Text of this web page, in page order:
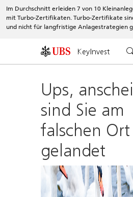
Im Durchschnitt erleiden 7 von 10
mit Turbo-Zertifikaten. Turbo-Zertifikate
und nicht für langfristige Anlagestrategien
KeyInvest
Ups,
sind Sie am
falschen Ort
gelandet